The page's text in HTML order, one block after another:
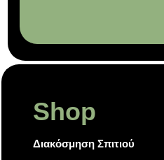
Shop
Διακόσμηση Σπιτιού